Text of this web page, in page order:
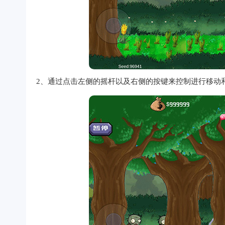
2、通过点击左侧的摇杆以及右侧的按键来控制进行移动